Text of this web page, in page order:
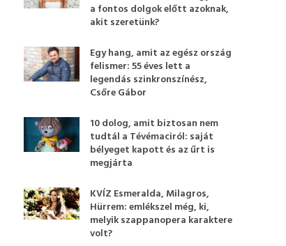
a fontos dolgok előtt azoknak,
akit szeretünk?
Egy hang, amit az egész ország
felismer: 55 éves lett a
legendás szinkronszínész,
Csőre Gábor
10 dolog, amit biztosan nem
tudtál a Tévémaciról: saját
bélyeget kapott és az űrt is
megjárta
KVÍZ Esmeralda, Milagros,
Hürrem: emlékszel még, ki,
melyik szappanopera karaktere
volt?